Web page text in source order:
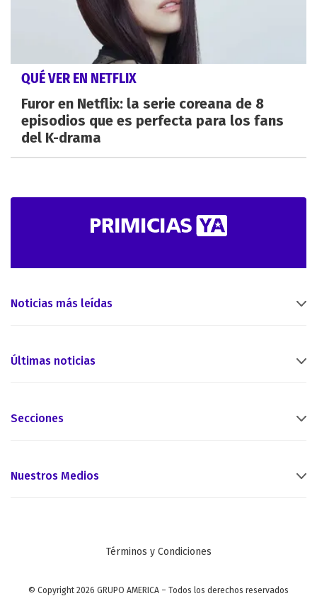
QUÉ VER EN NETFLIX
Furor en Netflix: la serie coreana de 8
episodios que es perfecta para los fans
del K-drama
Noticias más leídas
Últimas noticias
Secciones
Nuestros Medios
Términos y Condiciones
© Copyright 2026 GRUPO AMERICA – Todos los derechos reservados